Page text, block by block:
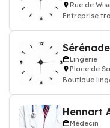
Rue de
Entreprise
Sérénade
Lingerie
Place de
Boutique
Hennart
Médecin